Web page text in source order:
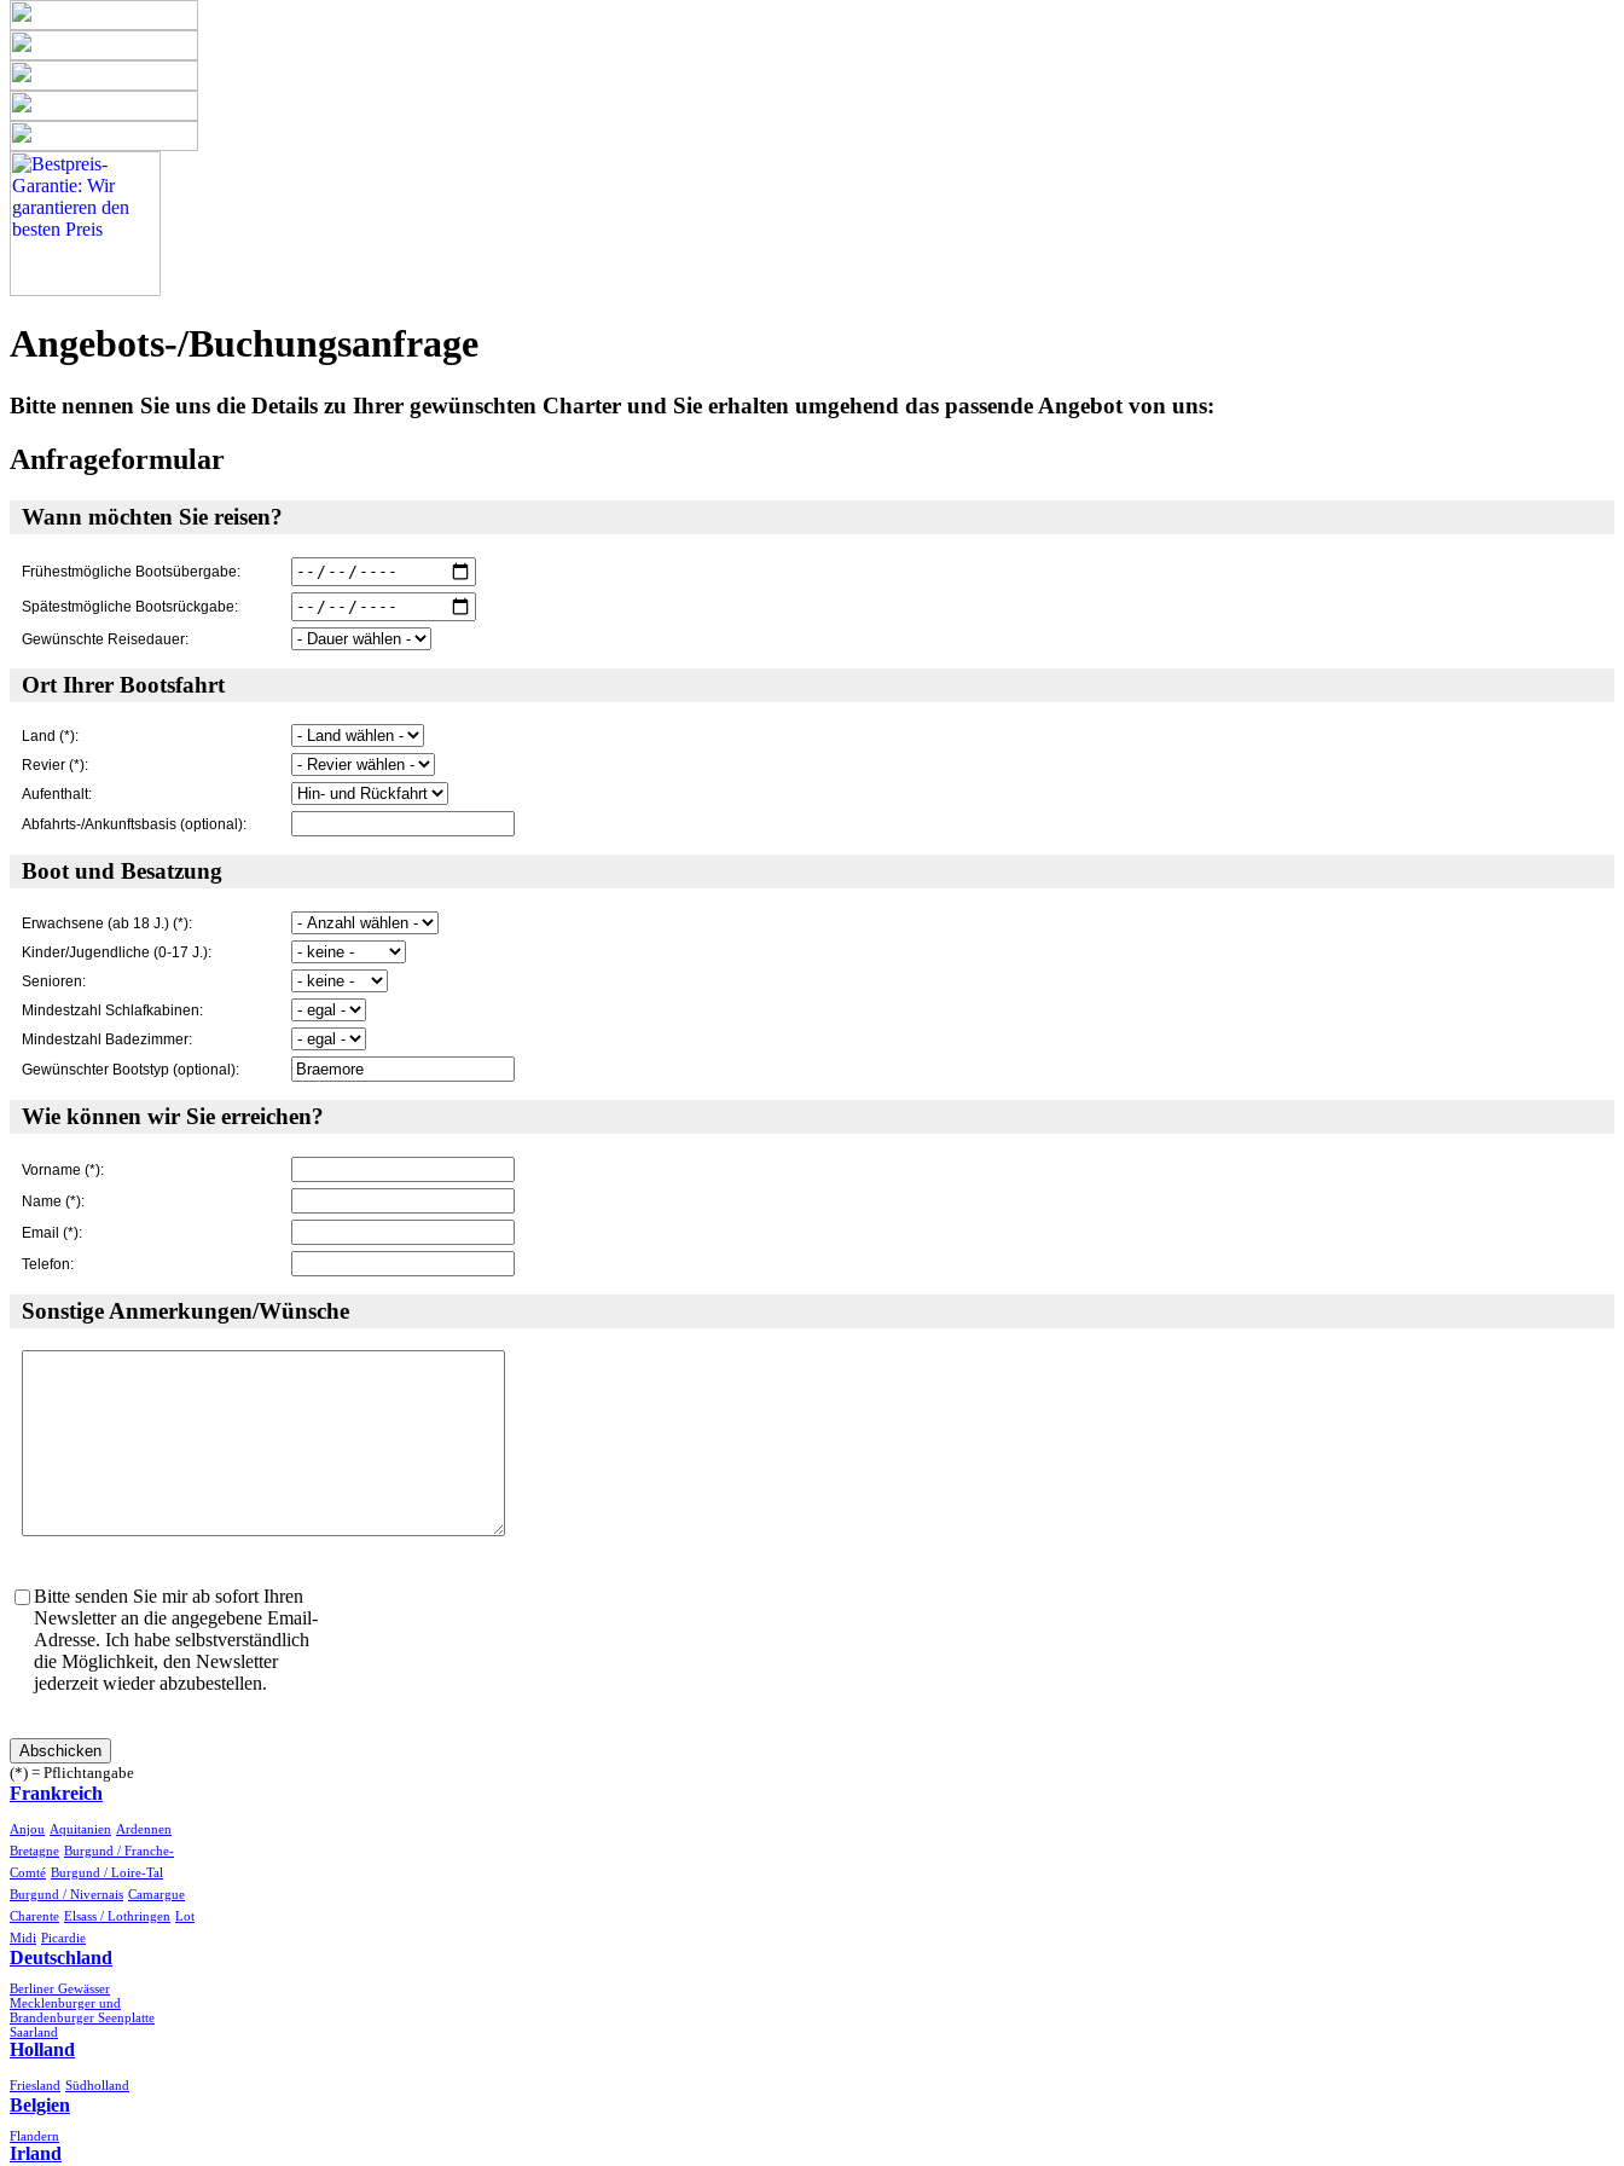
Angebots-/Buchungsanfrage
Bitte nennen Sie uns die Details zu Ihrer gewünschten Charter und Sie erhalten umgehend das passende Angebot von uns:
Anfrageformular
Wann möchten Sie reisen?
Frühestmögliche Bootsübergabe:
Spätestmögliche Bootsrückgabe:
Gewünschte Reisedauer:
Ort Ihrer Bootsfahrt
Land (*):
Revier (*):
Aufenthalt:
Abfahrts-/Ankunftsbasis (optional):
Boot und Besatzung
Erwachsene (ab 18 J.) (*):
Kinder/Jugendliche (0-17 J.):
Senioren:
Mindestzahl Schlafkabinen:
Mindestzahl Badezimmer:
Gewünschter Bootstyp (optional):
Wie können wir Sie erreichen?
Vorname (*):
Name (*):
Email (*):
Telefon:
Sonstige Anmerkungen/Wünsche
Bitte senden Sie mir ab sofort Ihren
Newsletter an die angegebene Email-
Adresse. Ich habe selbstverständlich
die Möglichkeit, den Newsletter
jederzeit wieder abzubestellen.
(*) = Pflichtangabe
Frankreich
Anjou Aquitanien Ardennen
Bretagne Burgund / Franche-
Comté Burgund / Loire-Tal
Burgund / Nivernais Camargue
Charente Elsass / Lothringen Lot
Midi Picardie
Deutschland
Berliner Gewässer
Mecklenburger und
Brandenburger Seenplatte
Saarland
Holland
Friesland Südholland
Belgien
Flandern
Irland